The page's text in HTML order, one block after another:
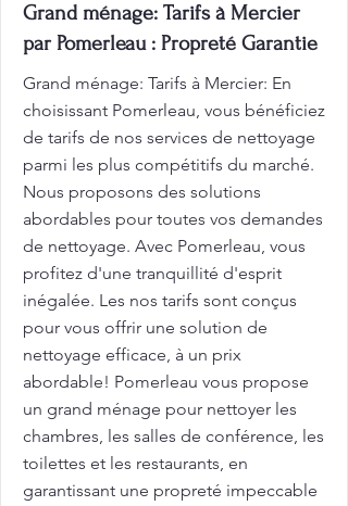
Grand ménage: Tarifs à Mercier
par Pomerleau : Propreté Garantie
Grand ménage: Tarifs à Mercier: En
choisissant Pomerleau, vous bénéficiez
de tarifs de nos services de nettoyage
parmi les plus compétitifs du marché.
Nous proposons des solutions
abordables pour toutes vos demandes
de nettoyage. Avec Pomerleau, vous
profitez d'une tranquillité d'esprit
inégalée. Les nos tarifs sont conçus
pour vous offrir une solution de
nettoyage efficace, à un prix
abordable! Pomerleau vous propose
un grand ménage pour nettoyer les
chambres, les salles de conférence, les
toilettes et les restaurants, en
garantissant une propreté impeccable